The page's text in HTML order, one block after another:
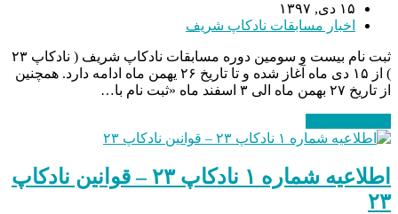
۱۵ دی, ۱۳۹۷
اخبار مسابقات نادکاپ شریف
ثبت نام بیست و سومین دوره مسابقات نادکاپ شریف ( نادکاپ ۲۳
) از ۱۵ دی ماه آغاز شده و تا تاریخ ۲۶ یهمن ماه ادامه دارد. همچنین
از تاریخ ۲۷ بهمن ماه الی ۳ اسفند ماه «ثبت نام با…
اطلاعیه شماره ۱ نادکاپ ۲۳ – قوانین نادکاپ
۲۳